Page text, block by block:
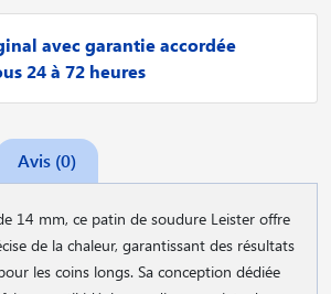
avec garantie accordée
24 à 72 heures
Avis (0)
14 mm, ce patin de soudure Leister offre
de la chaleur, garantissant des résultats
les coins longs. Sa conception dédiée